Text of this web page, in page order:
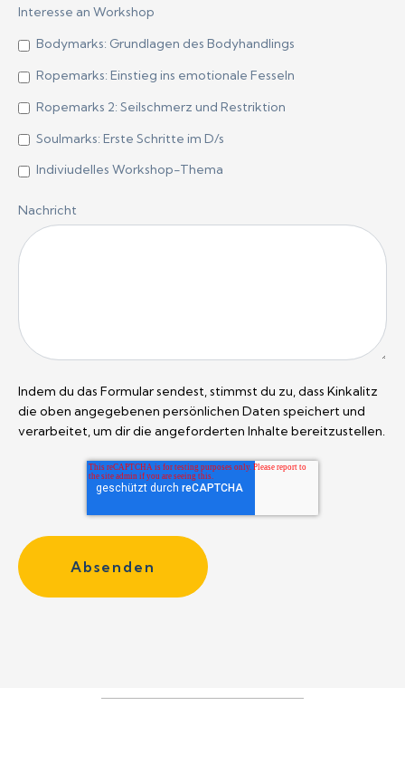
Interesse an Workshop
Bodymarks: Grundlagen des Bodyhandlings
Ropemarks: Einstieg ins emotionale Fesseln
Ropemarks 2: Seilschmerz und Restriktion
Soulmarks: Erste Schritte im D/s
Indiviudelles Workshop-Thema
Nachricht
Indem du das Formular sendest, stimmst du zu, dass Kinkalitz
die oben angegebenen persönlichen Daten speichert und
verarbeitet, um dir die angeforderten Inhalte bereitzustellen.